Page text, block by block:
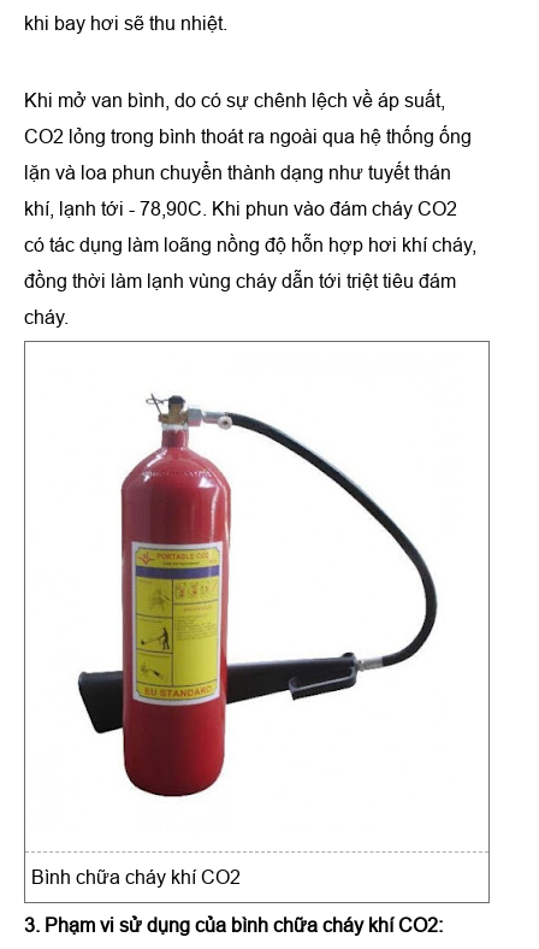
khi bay hơi sẽ thu nhiệt.
Khi mở van bình, do có sự chênh lệch về áp suất,
CO2 lỏng trong bình thoát ra ngoài qua hệ thống ống
lặn và loa phun chuyển thành dạng như tuyết thán
khí, lạnh tới - 78,90C. Khi phun vào đám cháy CO2
có tác dụng làm loãng nồng độ hỗn hợp hơi khí cháy,
đồng thời làm lạnh vùng cháy dẫn tới triệt tiêu đám
cháy.
Bình chữa cháy khí CO2
3. Phạm vi sử dụng của bình chữa cháy khí CO2: